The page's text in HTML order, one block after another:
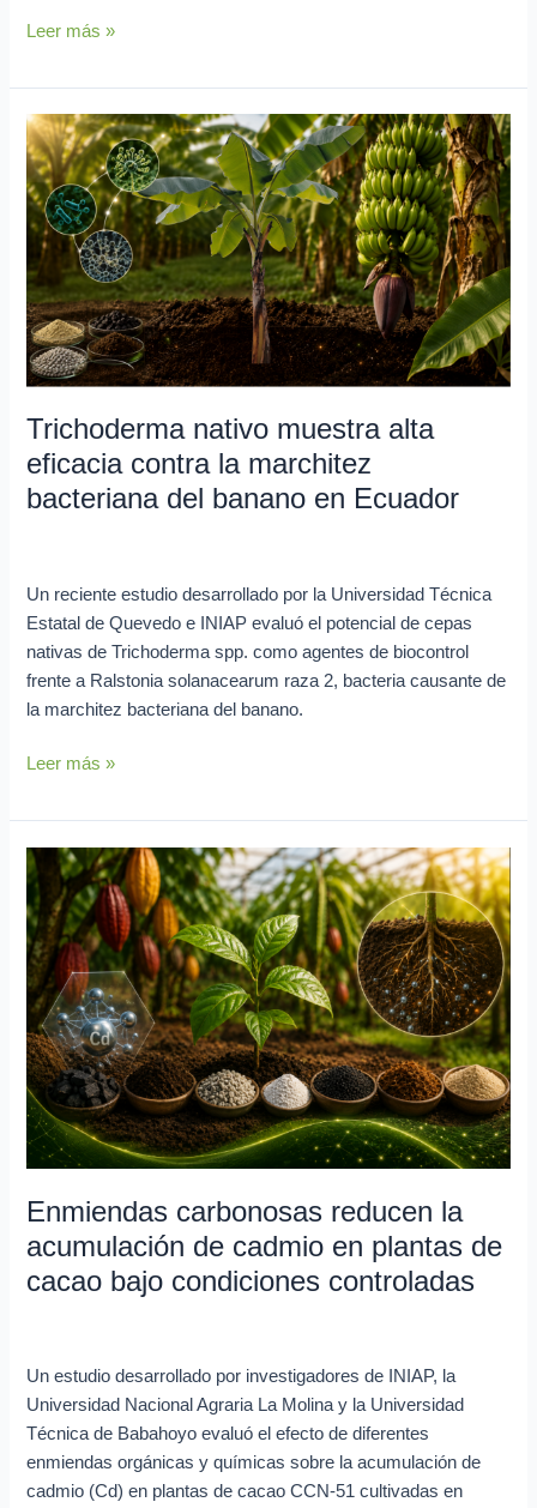
Leer más »
Trichoderma nativo muestra alta
eficacia contra la marchitez
bacteriana del banano en Ecuador
Un reciente estudio desarrollado por la Universidad Técnica
Estatal de Quevedo e INIAP evaluó el potencial de cepas
nativas de Trichoderma spp. como agentes de biocontrol
frente a Ralstonia solanacearum raza 2, bacteria causante de
la marchitez bacteriana del banano.
Trichoderma
nativo
muestra
alta
eficacia
contra
la
marchitez
bacteriana
del
banano
en
Ecuador
Leer más »
Enmiendas carbonosas reducen la
acumulación de cadmio en plantas de
cacao bajo condiciones controladas
Un estudio desarrollado por investigadores de INIAP, la
Universidad Nacional Agraria La Molina y la Universidad
Técnica de Babahoyo evaluó el efecto de diferentes
enmiendas orgánicas y químicas sobre la acumulación de
cadmio (Cd) en plantas de cacao CCN-51 cultivadas en
Enmiendas
carbonosas
reducen
la
acumulación
de
cadmio
en
plantas
de
cacao
condiciones
controladas